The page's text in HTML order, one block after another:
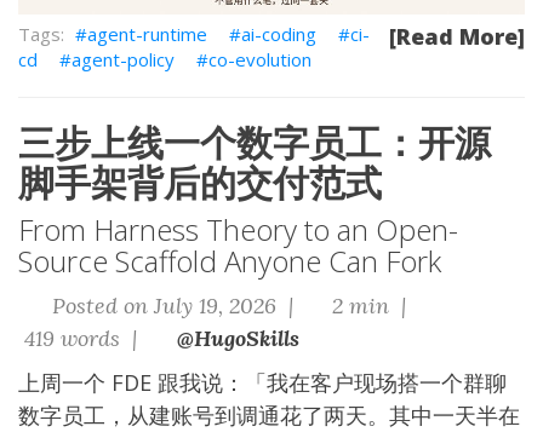
[Read More]
agent-runtime ai-coding
ci-
cd
agent-policy co-evolution
三步上线一个数字员工：开源
脚手架背后的交付范式
From Harness Theory to an Open-
Source Scaffold Anyone Can Fork
Posted on July 19, 2026 |
2 min |
419 words |
@HugoSkills
上周一个 FDE 跟我说：「我在客户现场搭一个群聊
数字员工，从建账号到调通花了两天。其中一天半在